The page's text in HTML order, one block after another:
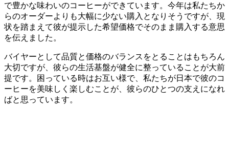
で豊かな味わいのコーヒーができています。今年は私たちか
らのオーダーよりも大幅に少ない購入となりそうですが、現
状を踏まえて彼が提示した希望価格でそのまま購入する意思
を伝えました。
バイヤーとして品質と価格のバランスをとることはもちろん
大切ですが、彼らの生活基盤が健全に整っていることが大前
提です。困っている時はお互い様で、私たちが日本で彼のコ
ーヒーを美味しく楽しむことが、彼らのひとつの支えになれ
ばと思っています。